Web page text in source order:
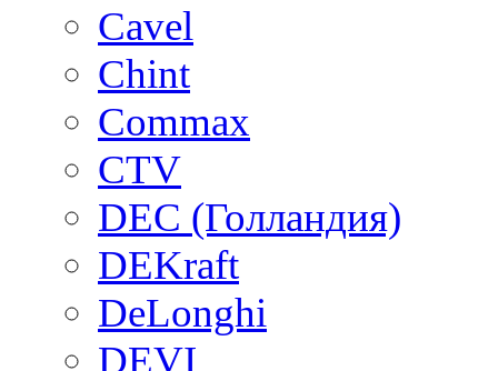
Cavel
Chint
Commax
CTV
DEC (Голландия)
DEKraft
DeLonghi
DEVI